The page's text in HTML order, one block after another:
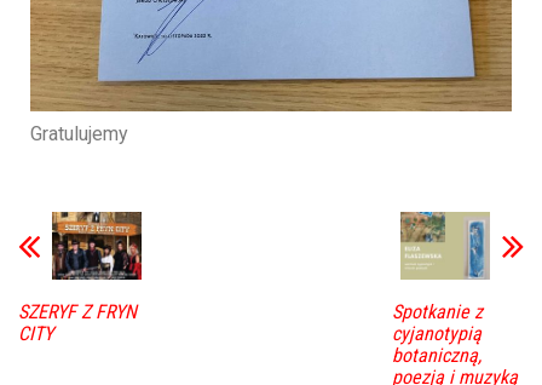
Gratulujemy
SZERYF Z FRYN
CITY
Spotkanie z
cyjanotypią
botaniczną,
poezją i muzyką